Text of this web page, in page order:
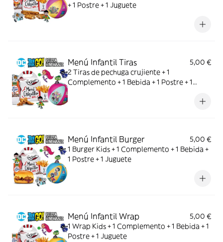
+ 1 Postre + 1 Juguete
Menú Infantil Tiras
5,00 €
2 Tiras de pechuga crujiente + 1
Complemento + 1 Bebida + 1 Postre + 1
Menú Infantil Burger
5,00 €
1 Burger Kids + 1 Complemento + 1 Bebida +
1 Postre + 1 Juguete
Menú Infantil Wrap
5,00 €
1 Wrap Kids + 1 Complemento + 1 Bebida + 1
Postre + 1 Juguete